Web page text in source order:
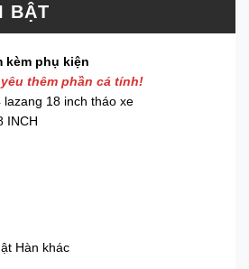
BẬT
kèm phụ kiện
thêm phần cá tính!
lazang 18 inch tháo xe
INCH
Hàn khác